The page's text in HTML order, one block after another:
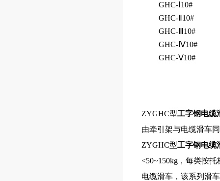
GHC-Ⅰ10#
GHC-Ⅱ10#
GHC-Ⅲ10#
GHC-Ⅳ10#
GHC-Ⅴ10#
ZYGHC型工字钢电缆
由牵引架与电缆滑车
ZYGHC型工字钢电缆
<50~150kg，每类按
电缆滑车，该系列滑